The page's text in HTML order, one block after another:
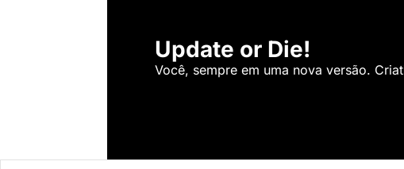
Update or Die!
Você, sempre em uma nova versão.